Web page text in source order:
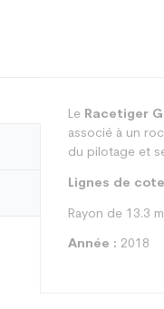
Le Racetiger
associé à un
du pilotage et
Lignes de
Rayon de 13.3
Année : 2018